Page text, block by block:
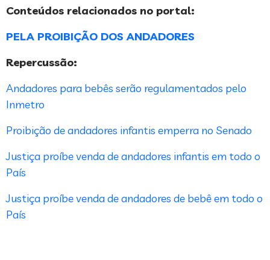
Conteúdos relacionados no portal:
PELA PROIBIÇÃO DOS ANDADORES
Repercussão:
Andadores para bebês serão regulamentados pelo
Inmetro
Proibição de andadores infantis emperra no Senado
Justiça proíbe venda de andadores infantis em todo o
País
Justiça proíbe venda de andadores de bebê em todo o
País